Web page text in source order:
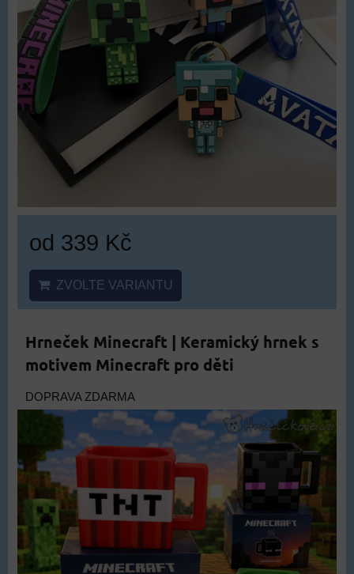
od 339 Kč
ZVOLTE VARIANTU
Hrneček Minecraft | Keramický hrnek s
motivem Minecraft pro děti
DOPRAVA ZDARMA